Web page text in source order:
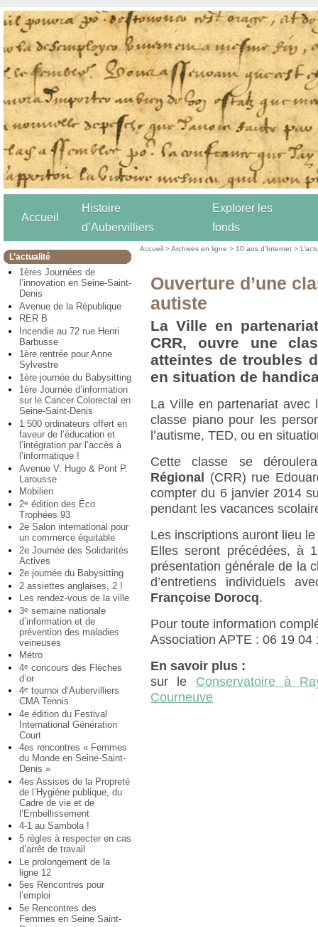
Accueil
Histoire
d’Aubervilliers
Explorer les
fonds
L’actualité
1ères Journées de
l’innovation en Seine-Saint-
Denis
Avenue de la République
RER B
Incendie au 72 rue Henri
Barbusse
1ère rentrée pour Anne
Sylvestre
1ère journée du Babysitting
1ère Journée d’information
sur le Cancer Colorectal en
Seine-Saint-Denis
1 500 ordinateurs offert en
faveur de l’éducation et
l’intégration par l’accès à
l’informatique !
Avenue V. Hugo & Pont P.
Larousse
Mobilien
2e édition des Éco
Trophées 93
2e Salon international pour
un commerce équitable
2e Journée des Solidarités
Actives
2e journée du Babysitting
2 assiettes anglaises, 2 !
Les rendez-vous de la ville
3e semaine nationale
d’information et de
prévention des maladies
veineuses
Métro
4e concours des Flèches
d’or
4e tournoi d’Aubervilliers
CMA Tennis
4e édition du Festival
International Génération
Court
4es rencontres « Femmes
du Monde en Seine-Saint-
Denis »
4es Assises de la Propreté
de l’Hygiène publique, du
Cadre de vie et de
l’Embellissement
4-1 au Sambola !
5 règles à respecter en cas
d’arrêt de travail
Le prolongement de la
ligne 12
5es Rencontres pour
l’emploi
5e Rencontres des
Femmes en Seine Saint-
Accueil >Archives en ligne > 10 ans d’Internet >
Ouverture d’une
autiste
La Ville en
CRR, ouvre une
atteintes de troubles
en situation de
La Ville en partenariat avec
classe piano pour les
l’autisme, TED, ou en
Cette classe se
Régional
(CRR) rue
compter du 6 janvier 2014
pendant les vacances
Les inscriptions auront lieu
Elles seront précédées, à
présentation générale de la
d’entretiens individuels
Françoise Dorocq.
Pour toute information
Association APTE : 06 19 04
En savoir plus :
sur le Conservatoire à
Courneuve